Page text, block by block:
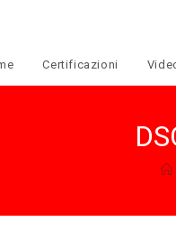
Certificazioni